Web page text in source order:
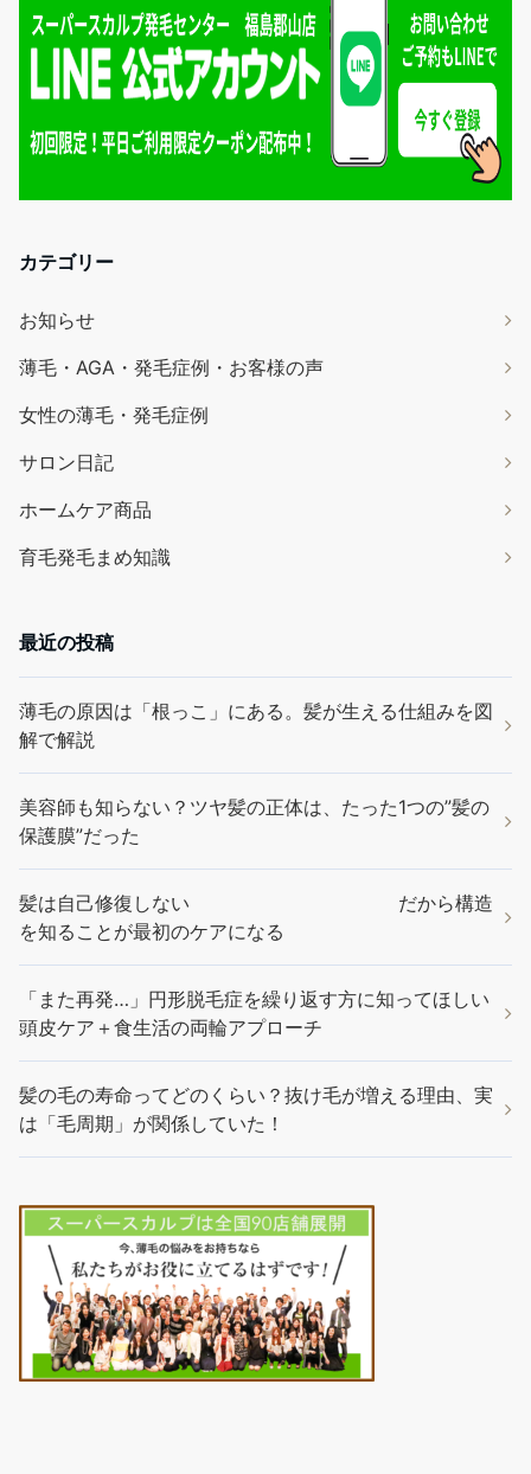
カテゴリー
お知らせ
薄毛・AGA・発毛症例・お客様の声
女性の薄毛・発毛症例
サロン日記
ホームケア商品
育毛発毛まめ知識
最近の投稿
薄毛の原因は「根っこ」にある。髪が生える仕組みを図
解で解説
美容師も知らない？ツヤ髪の正体は、たった1つの”髪の
保護膜”だった
髪は自己修復しない だから構造
を知ることが最初のケアになる
「また再発…」円形脱毛症を繰り返す方に知ってほしい
頭皮ケア＋食生活の両輪アプローチ
髪の毛の寿命ってどのくらい？抜け毛が増える理由、実
は「毛周期」が関係していた！